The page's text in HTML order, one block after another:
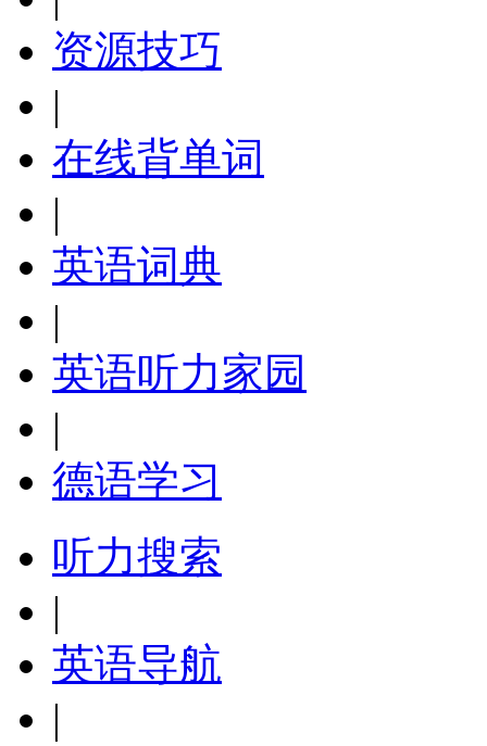
资源技巧
|
在线背单词
|
英语词典
|
英语听力家园
|
德语学习
听力搜索
|
英语导航
|